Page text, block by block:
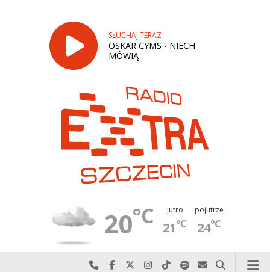
SŁUCHAJ TERAZ
OSKAR CYMS - NIECH
MÓWIĄ
20°C jutro
21°C
pojutrze
24°C
Najlepiej po prostu do nas zadzwoń
Odwiedź nas na Facebook-u
Odwiedź nas na X
Odwiedź nas na Instagram-ie
Odwiedź nas na TikTok-u
Szukaj nas na Spotify
Wyślij do nas
Szukaj